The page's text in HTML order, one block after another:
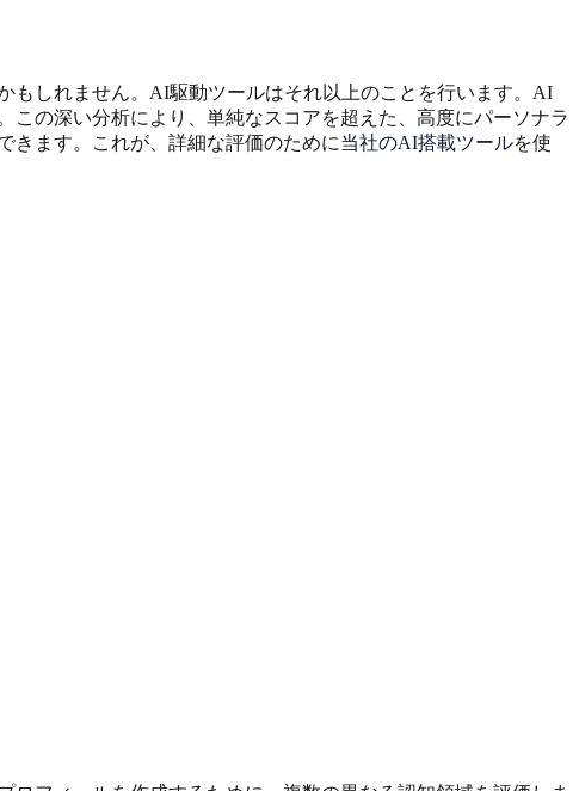
もしれません。AI駆動ツールはそれ以上のことを行います。AI
の深い分析により、単純なスコアを超えた、高度にパーソナラ
きます。これが、詳細な評価のために当社のAI搭載ツールを使